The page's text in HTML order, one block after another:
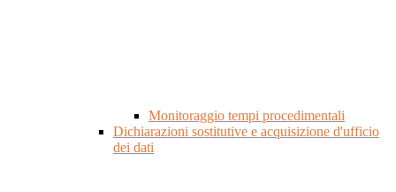
Monitoraggio tempi procedimentali
Dichiarazioni sostitutive e acquisizione d'ufficio
dei dati